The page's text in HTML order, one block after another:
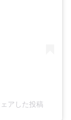
アした投稿